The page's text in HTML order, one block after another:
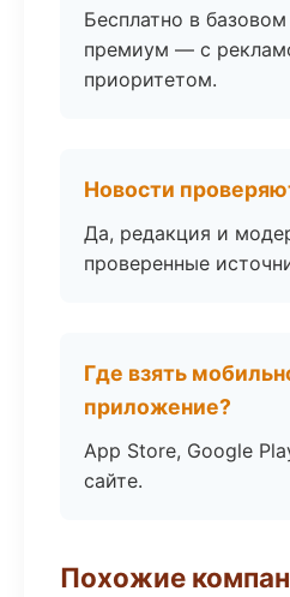
Бесплатно в
премиум — с
приоритетом.
Новости
Да, редакция и
проверенные
Где взять
приложение?
App Store, Google
сайте.
Похожие